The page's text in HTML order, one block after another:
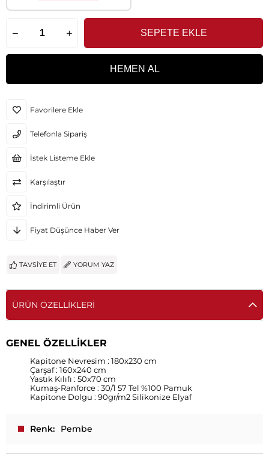
Favorilere Ekle
Telefonla Sipariş
İstek Listeme Ekle
Karşılaştır
İndirimli Ürün
Fiyat Düşünce Haber Ver
TAVSIYE ET YORUM YAZ
ÜRÜN ÖZELLIKLERI
GENEL ÖZELLİKLER
Kapitone Nevresim : 180x230 cm
Çarşaf : 160x240 cm
Yastık Kılıfı : 50x70 cm
Kumaş-Ranforce : 30/1 57 Tel %100 Pamuk
Kapitone Dolgu : 90gr/m2 Silikonize Elyaf
Renk Pembe